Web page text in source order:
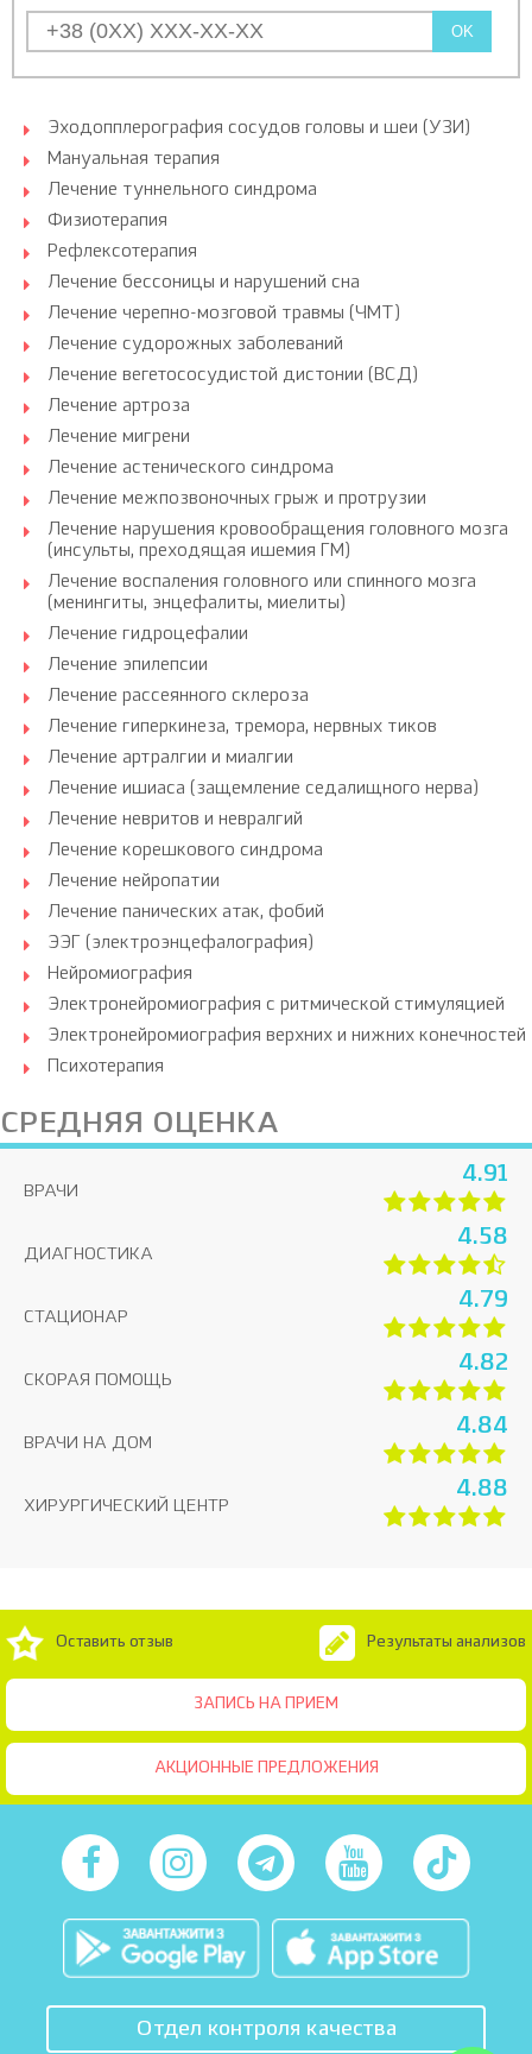
OK
Эходопплерография сосудов головы и шеи (УЗИ)
Мануальная терапия
Лечение туннельного синдрома
Физиотерапия
Рефлексотерапия
Лечение бессоницы и нарушений сна
Лечение черепно-мозговой травмы (ЧМТ)
Лечение судорожных заболеваний
Лечение вегетососудистой дистонии (ВСД)
Лечение артроза
Лечение мигрени
Лечение астенического синдрома
Лечение межпозвоночных грыж и протрузии
Лечение нарушения кровообращения головного мозга
(инсульты, преходящая ишемия ГМ)
Лечение воспаления головного или спинного мозга
(менингиты, энцефалиты, миелиты)
Лечение гидроцефалии
Лечение эпилепсии
Лечение рассеянного склероза
Лечение гиперкинеза, тремора, нервных тиков
Лечение артралгии и миалгии
Лечение ишиаса (защемление седалищного нерва)
Лечение невритов и невралгий
Лечение корешкового синдрома
Лечение нейропатии
Лечение панических атак, фобий
ЭЭГ (электроэнцефалография)
Нейромиография
Электронейромиография с ритмической стимуляцией
Электронейромиография верхних и нижних конечностей
Психотерапия
СРЕДНЯЯ ОЦЕНКА
ВРАЧИ
4.91
ДИАГНОСТИКА
4.58
СТАЦИОНАР
4.79
СКОРАЯ ПОМОЩЬ
4.82
ВРАЧИ НА ДОМ
4.84
ХИРУРГИЧЕСКИЙ ЦЕНТР
4.88
ЗАПИСЬ НА ПРИЕМ
Оставить отзыв Результаты анализов
АКЦИОННЫЕ ПРЕДЛОЖЕНИЯ
Отдел контроля качества